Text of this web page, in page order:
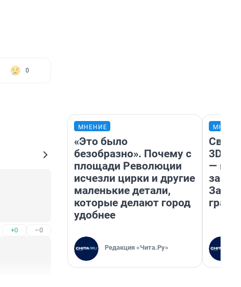
0
+0 –0
МНЕНИЕ
«Это было
безобразно». Почему с
площади Революции
исчезли цирки и другие
маленькие детали,
которые делают город
удобнее
Редакция «Чита.Ру»
— как